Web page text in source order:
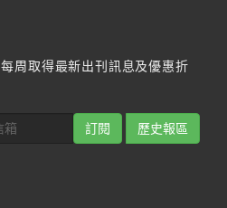
每周取得最新出刊訊息及優惠折
訂閱 歷史報區